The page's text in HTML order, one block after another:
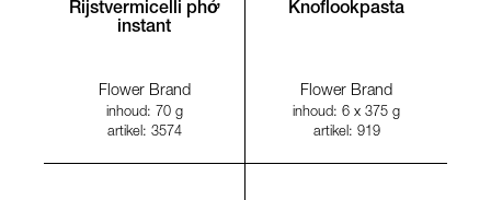
Rijstvermicelli phở
instant
Flower Brand
inhoud: 70 g
artikel: 3574
Knoflookpasta
Flower Brand
inhoud: 6 x 375 g
artikel: 919